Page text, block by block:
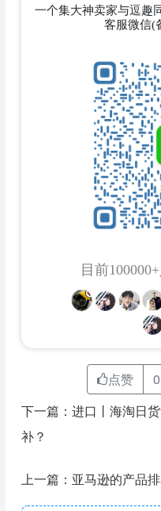
一个集大神卖家与逗趣
客服微信(
目前
点赞 0
下一篇：进口丨海淘日
补？
上一篇：亚马逊的产品